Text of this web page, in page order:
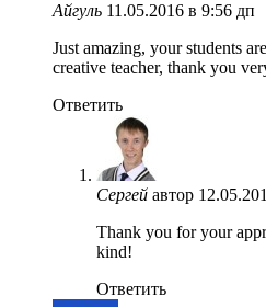
Айгуль 11.05.2016 в 9:56 дп
Just amazing, your students
creative teacher, thank you
Ответить
Сергей автор
Thank you for your
kind!
Ответить